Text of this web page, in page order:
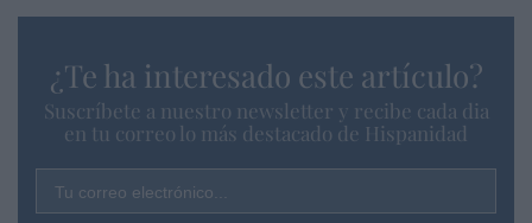
¿Te ha interesado este artículo?
Suscríbete a nuestro newsletter y recibe cada dia
en tu correo lo más destacado de Hispanidad
Tu correo electrónico...